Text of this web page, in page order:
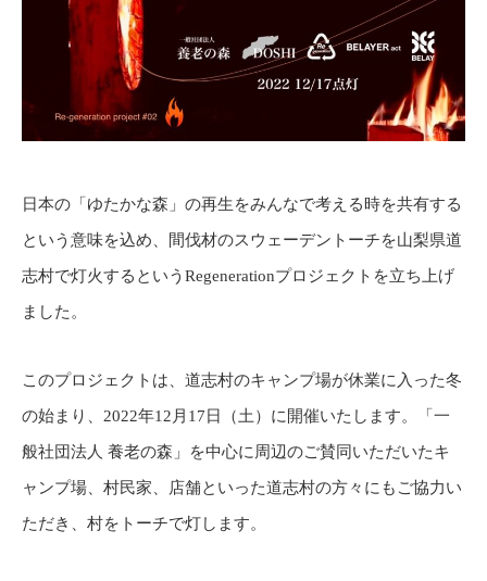
日本の「ゆたかな森」の再生をみんなで考える時を共有する
という意味を込め、間伐材のスウェーデントーチを山梨県道
志村で灯火するというRegenerationプロジェクトを立ち上げ
ました。
このプロジェクトは、道志村のキャンプ場が休業に入った冬
の始まり、2022年12月17日（土）に開催いたします。「一
般社団法人 養老の森」を中心に周辺のご賛同いただいたキ
ャンプ場、村民家、店舗といった道志村の方々にもご協力い
ただき、村をトーチで灯します。